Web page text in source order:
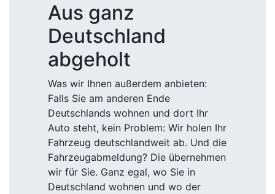
Aus ganz
Deutschland
abgeholt
Was wir Ihnen außerdem anbieten:
Falls Sie am anderen Ende
Deutschlands wohnen und dort Ihr
Auto steht, kein Problem: Wir holen Ihr
Fahrzeug deutschlandweit ab. Und die
Fahrzeugabmeldung? Die übernehmen
wir für Sie. Ganz egal, wo Sie in
Deutschland wohnen und wo der